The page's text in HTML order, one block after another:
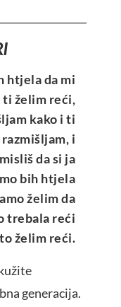
htjela da mi
ti želim reći,
kako i ti
i
da si ja
bih htjela
želim da
trebala reći
želim reći.
generacija.